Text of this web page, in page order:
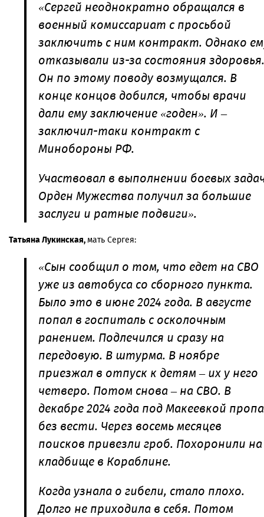
«Сергей неоднократно обращался в
военный комиссариат с просьбой
заключить с ним контракт. Однако
отказывали из-за состояния здоровья.
Он по этому поводу возмущался. В
конце концов добился, чтобы врачи
дали ему заключение «годен». И –
заключил-таки контракт с
Минобороны РФ.
Участвовал в выполнении боевых
Орден Мужества получил за большие
заслуги и ратные подвиги».
Татьяна Лукинская,мать Сергея:
«Сын сообщил о том, что едет на СВО
уже из автобуса со сборного пункта.
Было это в июне 2024 года. В августе
попал в госпиталь с осколочным
ранением. Подлечился и сразу на
передовую. В штурма. В ноябре
приезжал в отпуск к детям – их у него
четверо. Потом снова – на СВО. В
декабре 2024 года под Макеевкой
без вести. Через восемь месяцев
поисков привезли гроб. Похоронили на
кладбище в Кораблине.
Когда узнала о гибели, стало плохо.
Долго не приходила в себя. Потом